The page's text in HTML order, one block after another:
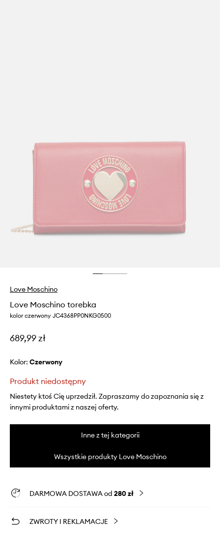
Love Moschino
Love Moschino torebka
kolor czerwony JC4368PP0NKG0500
689,99 zł
Kolor: czerwony
Produkt niedostępny
Niestety ktoś Cię uprzedził. Zapraszamy do zapoznania się z
innymi produktami z naszej oferty.
Inne z tej kategorii
Wszystkie produkty Love Moschino
DARMOWA DOSTAWA od 280 zł
ZWROTY I REKLAMACJE